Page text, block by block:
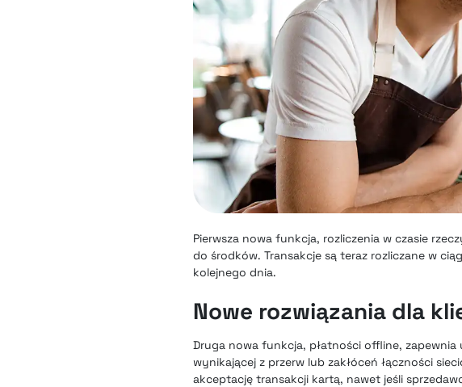
Pierwsza nowa funkcja, rozliczenia w czasie
do środków. Transakcje są teraz rozliczane w
kolejnego dnia.
Nowe rozwiązania dla
Druga nowa funkcja, płatności offline,
wynikającej z przerw lub zakłóceń łączności
akceptację transakcji kartą, nawet jeśli